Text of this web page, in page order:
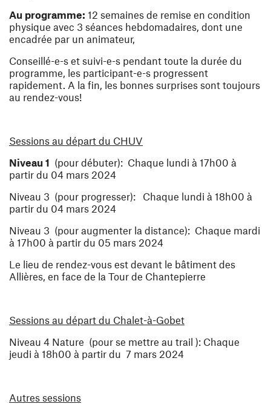
Au programme: 12 semaines de remise en condition
physique avec 3 séances hebdomadaires, dont une
encadrée par un animateur,
Conseillé-e-s et suivi-e-s pendant toute la durée du
programme, les participant-e-s progressent
rapidement. A la fin, les bonnes surprises sont toujours
au rendez-vous!
Sessions au départ du CHUV
Niveau 1 (pour débuter): Chaque lundi à 17h00 à
partir du 04 mars 2024
Niveau 3 (pour progresser): Chaque lundi à 18h00 à
partir du 04 mars 2024
Niveau 3 (pour augmenter la distance): Chaque mardi
à 17h00 à partir du 05 mars 2024
Le lieu de rendez-vous est devant le bâtiment des
Allières, en face de la Tour de Chantepierre
Sessions au départ du Chalet-à-Gobet
Niveau 4 Nature (pour se mettre au trail ): Chaque
jeudi à 18h00 à partir du 7 mars 2024
Autres sessions